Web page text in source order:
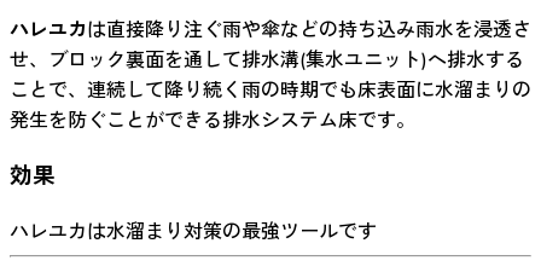
ハレユカは直接降り注ぐ雨や傘などの持ち込み雨水を浸透さ
せ、ブロック裏面を通して排水溝(集水ユニット)へ排水する
ことで、連続して降り続く雨の時期でも床表面に水溜まりの
発生を防ぐことができる排水システム床です。
効果
ハレユカは水溜まり対策の最強ツールです